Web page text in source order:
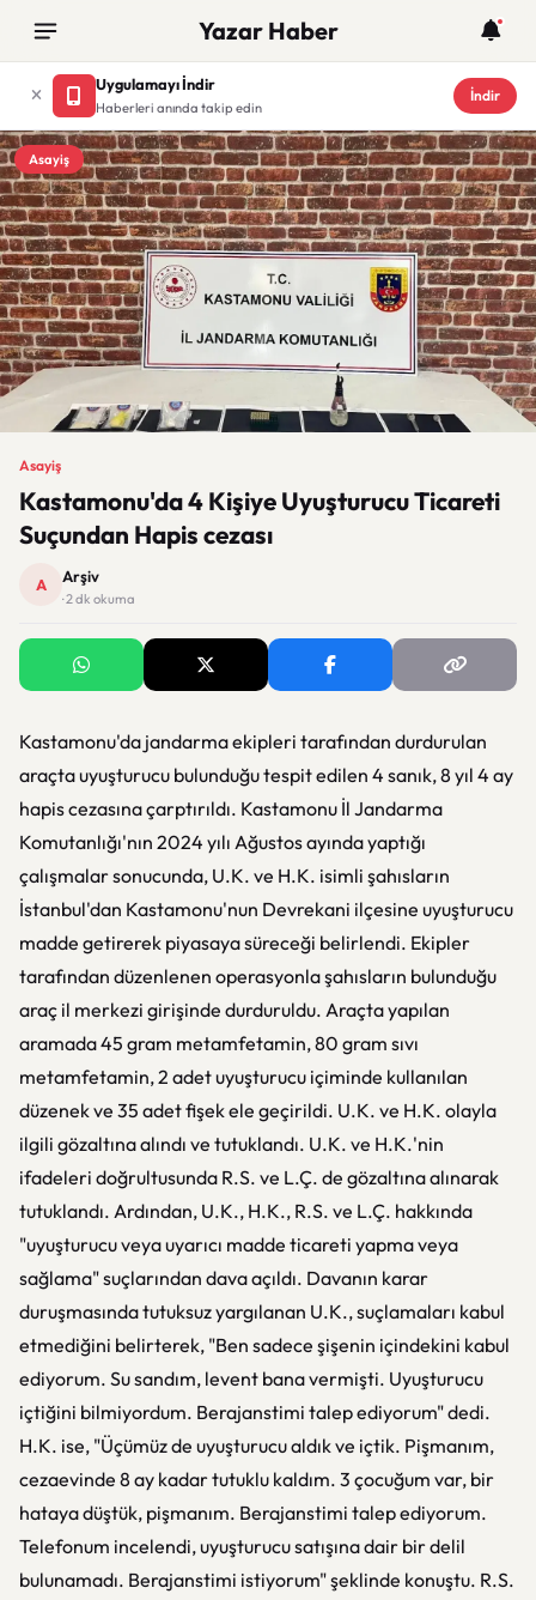
Yazar Haber
Uygulamayı İndir
Haberleri anında takip edin
İndir
Asayiş
Asayiş
Kastamonu'da 4 Kişiye Uyuşturucu Ticareti
Suçundan Hapis cezası
A Arşiv
· 2 dk okuma
Kastamonu'da jandarma ekipleri tarafından durdurulan
araçta uyuşturucu bulunduğu tespit edilen 4 sanık, 8 yıl 4 ay
hapis cezasına çarptırıldı. Kastamonu İl Jandarma
Komutanlığı'nın 2024 yılı Ağustos ayında yaptığı
çalışmalar sonucunda, U.K. ve H.K. isimli şahısların
İstanbul'dan Kastamonu'nun Devrekani ilçesine uyuşturucu
madde getirerek piyasaya süreceği belirlendi. Ekipler
tarafından düzenlenen operasyonla şahısların bulunduğu
araç il merkezi girişinde durduruldu. Araçta yapılan
aramada 45 gram metamfetamin, 80 gram sıvı
metamfetamin, 2 adet uyuşturucu içiminde kullanılan
düzenek ve 35 adet fişek ele geçirildi. U.K. ve H.K. olayla
ilgili gözaltına alındı ve tutuklandı. U.K. ve H.K.'nin
ifadeleri doğrultusunda R.S. ve L.Ç. de gözaltına alınarak
tutuklandı. Ardından, U.K., H.K., R.S. ve L.Ç. hakkında
"uyuşturucu veya uyarıcı madde ticareti yapma veya
sağlama" suçlarından dava açıldı. Davanın karar
duruşmasında tutuksuz yargılanan U.K., suçlamaları kabul
etmediğini belirterek, "Ben sadece şişenin içindekini kabul
ediyorum. Su sandım, levent bana vermişti. Uyuşturucu
içtiğini bilmiyordum. Berajanstimi talep ediyorum" dedi.
H.K. ise, "Üçümüz de uyuşturucu aldık ve içtik. Pişmanım,
cezaevinde 8 ay kadar tutuklu kaldım. 3 çocuğum var, bir
hataya düştük, pişmanım. Berajanstimi talep ediyorum.
Telefonum incelendi, uyuşturucu satışına dair bir delil
bulunamadı. Berajanstimi istiyorum" şeklinde konuştu. R.S.